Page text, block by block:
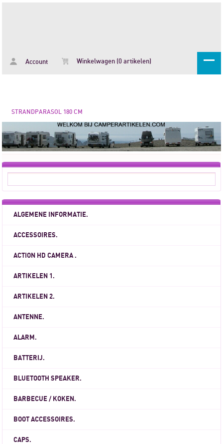
Account Winkelwagen (0 artikelen)
STRANDPARASOL 180 CM
ALGEMENE INFORMATIE.
ACCESSOIRES.
ACTION HD CAMERA .
ARTIKELEN 1.
ARTIKELEN 2.
ANTENNE.
ALARM.
BATTERIJ.
BLUETOOTH SPEAKER.
BARBECUE / KOKEN.
BOOT ACCESSOIRES.
CAPS.